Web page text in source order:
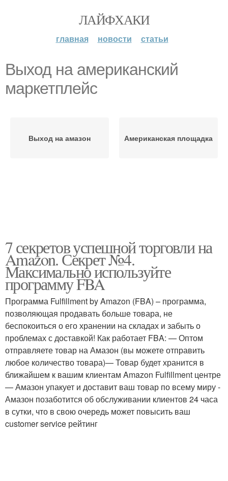
ЛАЙФХАКИ
главная новости статьи
Выход на американский
маркетплейс
Выход на амазон Американская площадка
7 секретов успешной торговли на
Amazon. Секрет №4.
Максимально используйте
программу FBA
Программа Fulfillment by Amazon (FBA) – программа,
позволяющая продавать больше товара, не
беспокоиться о его хранении на складах и забыть о
проблемах с доставкой! Как работает FBA: — Оптом
отправляете товар на Амазон (вы можете отправить
любое количество товара)— Товар будет хранится в
ближайшем к вашим клиентам Amazon Fulfillment центре
— Амазон упакует и доставит ваш товар по всему миру -
Амазон позаботится об обслуживании клиентов 24 часа
в сутки, что в свою очередь может повысить ваш
customer service рейтинг